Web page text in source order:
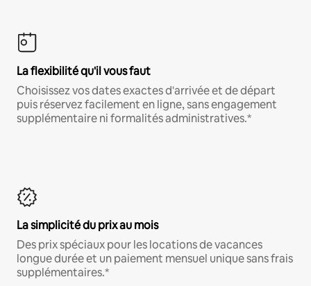
La flexibilité qu'il vous faut
Choisissez vos dates exactes d'arrivée et de départ
puis réservez facilement en ligne, sans engagement
supplémentaire ni formalités administratives.*
La simplicité du prix au mois
Des prix spéciaux pour les locations de vacances
longue durée et un paiement mensuel unique sans frais
supplémentaires.*